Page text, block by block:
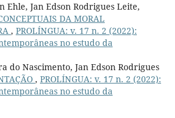
Ehle, Jan Edson Rodrigues Leite,
DA MORAL
, PROLÍNGUA: v. 17 n. 2 (2022):
no estudo da
do Nascimento, Jan Edson Rodrigues
, PROLÍNGUA: v. 17 n. 2 (2022):
no estudo da